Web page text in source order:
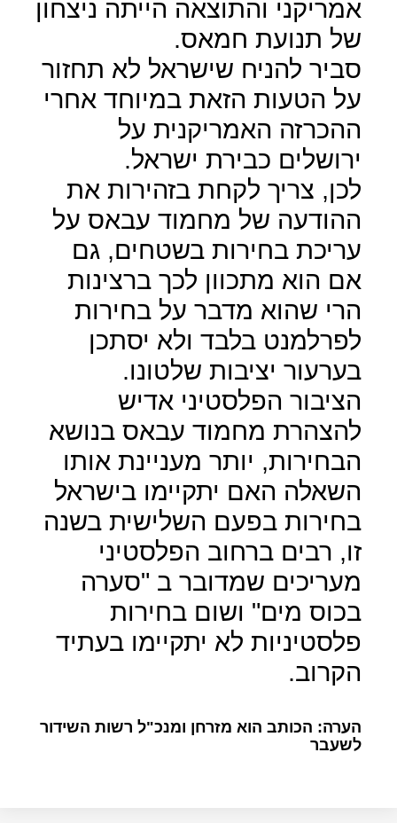
אמריקני והתוצאה הייתה ניצחון
של תנועת חמאס.
סביר להניח שישראל לא תחזור
על הטעות הזאת במיוחד אחרי
ההכרזה האמריקנית על
ירושלים כבירת ישראל.
לכן, צריך לקחת בזהירות את
ההודעה של מחמוד עבאס על
עריכת בחירות בשטחים, גם
אם הוא מתכוון לכך ברצינות
הרי שהוא מדבר על בחירות
לפרלמנט בלבד ולא יסתכן
בערעור יציבות שלטונו.
הציבור הפלסטיני אדיש
להצהרת מחמוד עבאס בנושא
הבחירות, יותר מעניינת אותו
השאלה האם יתקיימו בישראל
בחירות בפעם השלישית בשנה
זו, רבים ברחוב הפלסטיני
מעריכים שמדובר ב "סערה
בכוס מים" ושום בחירות
פלסטיניות לא יתקיימו בעתיד
הקרוב.
הערה: הכותב הוא מזרחן ומנכ"ל רשות השידור
לשעבר